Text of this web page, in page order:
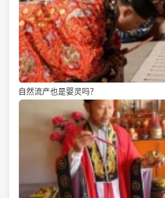
自然流产也是婴灵吗？